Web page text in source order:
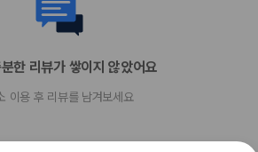
한 리뷰가 쌓이지 않았어요
이용 후 리뷰를 남겨보세요